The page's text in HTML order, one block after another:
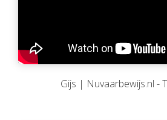
Gijs | Nuvaarbewijs.nl -